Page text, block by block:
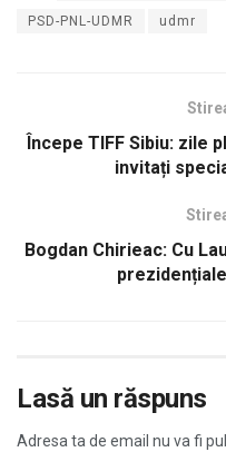
PSD-PNL-UDMR udmr
Începe TIFF Sibiu: zile
invitați
Bogdan Chirieac: Cu
Lasă un răspuns
Adresa ta de email nu va fi